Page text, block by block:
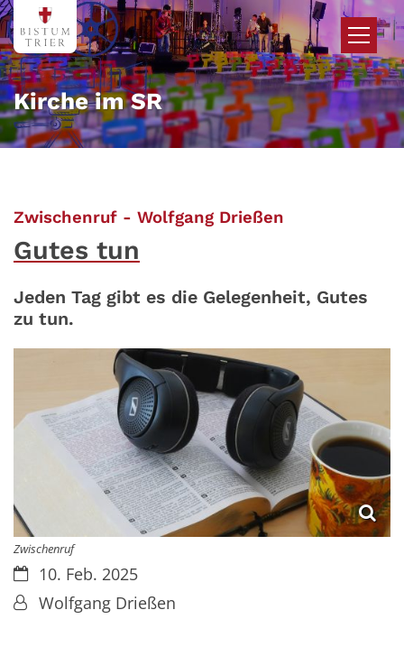
Zum Inhalt springen
Kirche im SR
Zwischenruf - Wolfgang Drießen
Gutes tun
Jeden Tag gibt es die Gelegenheit, Gutes
zu tun.
Zwischenruf
Datum:10. Feb. 2025
Von:Wolfgang Drießen